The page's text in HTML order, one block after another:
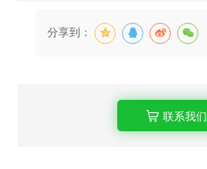
分享到：
联系我们